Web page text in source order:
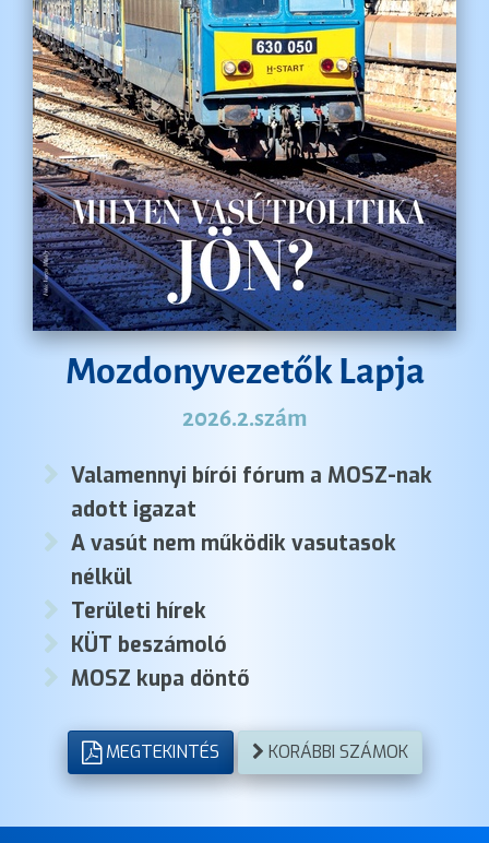
Mozdonyvezetők Lapja
2026.2.szám
Valamennyi bírói fórum a MOSZ-nak
adott igazat
A vasút nem működik vasutasok
nélkül
Területi hírek
KÜT beszámoló
MOSZ kupa döntő
MEGTEKINTÉS KORÁBBI SZÁMOK